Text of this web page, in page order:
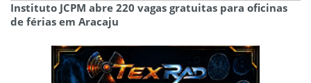
Instituto JCPM abre 220 vagas gratuitas para oficinas
de férias em Aracaju